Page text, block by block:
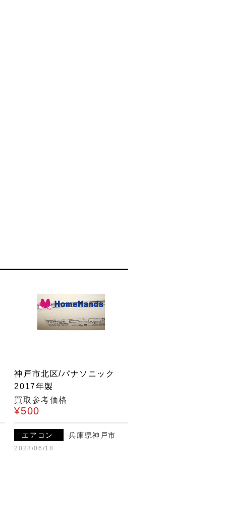
神戸市北区/パナソニック
2017年製
買取参考価格
¥500
エアコン 兵庫県神戸市
2023/06/18